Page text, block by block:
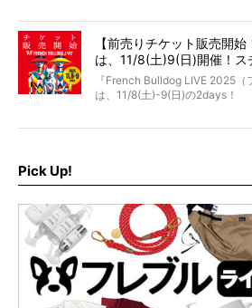
day1の司会はフレブルラバー
ェスには世代ど真ん中の
に豪華なラインナップ。
北は北海道、南は鹿児島県から
グが一堂に会した「フレブル
【前売りチケット販売開
は、11/8(土)9(日)開催！ス
マソング制作も決定
『French Bulldog LIVE 2025（
は、11/8(土)-9(日)の2days！
お得な前売りチケット、いよ
ど、内容盛りだくさんでお送り
お見逃しなく！
Pick Up!